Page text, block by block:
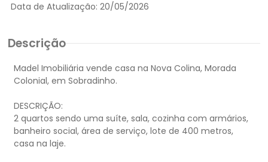
Data de Atualização: 20/05/2026
Descrição
Madel Imobiliária vende casa na Nova Colina, Morada
Colonial, em Sobradinho.
DESCRIÇÃO:
2 quartos sendo uma suíte, sala, cozinha com armários,
banheiro social, área de serviço, lote de 400 metros,
casa na laje.